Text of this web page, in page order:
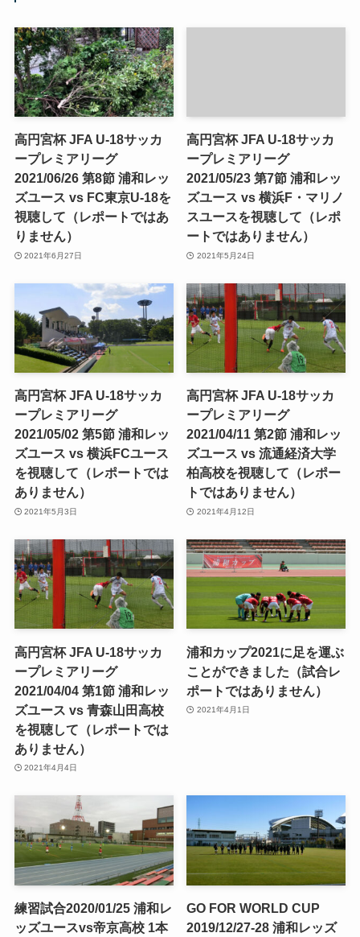
高円宮杯 JFA U-18サッカ
ープレミアリーグ
2021/06/26 第8節 浦和レッ
ズユース vs FC東京U-18を
視聴して（レポートではあ
りません）
2021年6月27日
高円宮杯 JFA U-18サッカ
ープレミアリーグ
2021/05/23 第7節 浦和レッ
ズユース vs 横浜F・マリノ
スユースを視聴して（レポ
ートではありません）
2021年5月24日
高円宮杯 JFA U-18サッカ
ープレミアリーグ
2021/05/02 第5節 浦和レッ
ズユース vs 横浜FCユース
を視聴して（レポートでは
ありません）
2021年5月3日
高円宮杯 JFA U-18サッカ
ープレミアリーグ
2021/04/11 第2節 浦和レッ
ズユース vs 流通経済大学
柏高校を視聴して（レポー
トではありません）
2021年4月12日
高円宮杯 JFA U-18サッカ
ープレミアリーグ
2021/04/04 第1節 浦和レッ
ズユース vs 青森山田高校
を視聴して（レポートでは
ありません）
2021年4月4日
浦和カップ2021に足を運ぶ
ことができました（試合レ
ポートではありません）
2021年4月1日
練習試合2020/01/25 浦和レ
ッズユースvs帝京高校 1本
GO FOR WORLD CUP
2019/12/27-28 浦和レッズ